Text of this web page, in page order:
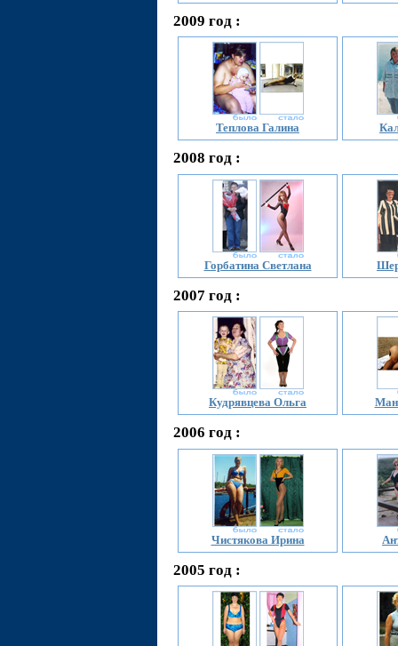
2009 год :
Теплова Галина
2008 год :
Горбатина Светлана
2007 год :
Кудрявцева Ольга
2006 год :
Чистякова Ирина
2005 год :